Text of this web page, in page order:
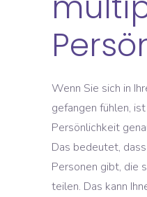
Wenn Sie sich in
gefangen fühlen,
Persönlichkeit
Das bedeutet,
Personen gibt, die
teilen. Das kann